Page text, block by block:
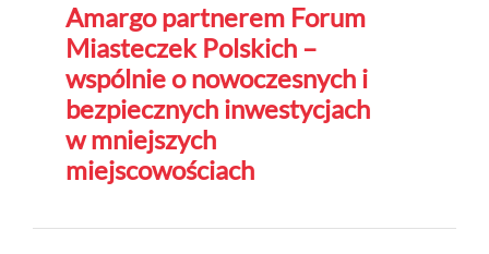
Amargo partnerem Forum
Miasteczek Polskich –
wspólnie o nowoczesnych i
bezpiecznych inwestycjach
w mniejszych
miejscowościach